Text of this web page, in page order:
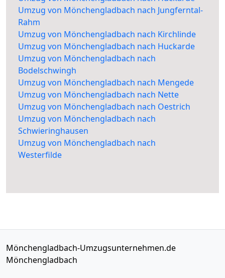
Umzug von Mönchengladbach nach Jungferntal-
Rahm
Umzug von Mönchengladbach nach Kirchlinde
Umzug von Mönchengladbach nach Huckarde
Umzug von Mönchengladbach nach
Bodelschwingh
Umzug von Mönchengladbach nach Mengede
Umzug von Mönchengladbach nach Nette
Umzug von Mönchengladbach nach Oestrich
Umzug von Mönchengladbach nach
Schwieringhausen
Umzug von Mönchengladbach nach
Westerfilde
Mönchengladbach-Umzugsunternehmen.de
Mönchengladbach